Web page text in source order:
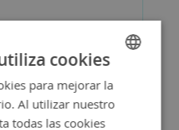
SPANISH
ENGLISH
cookies
para mejorar la
Al utilizar nuestro
todas las cookies